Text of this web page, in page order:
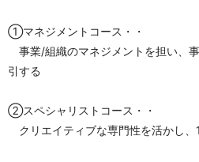
①マネジメントコース・・
事業/組織のマネジメントを担い、
引する
②スペシャリストコース・・
クリエイティブな専門性を活かし、